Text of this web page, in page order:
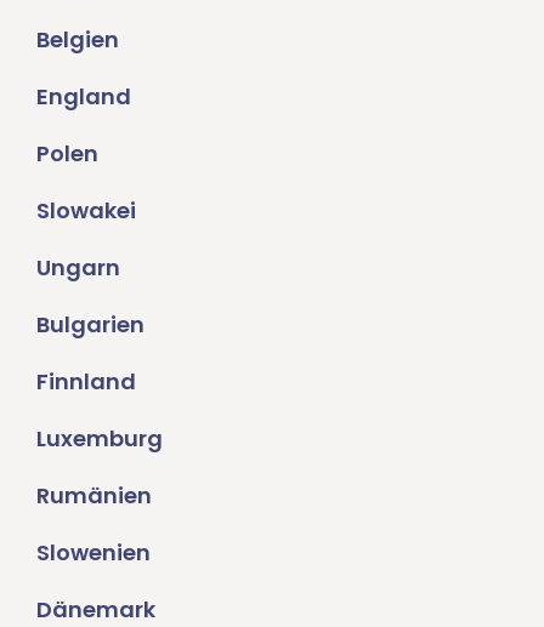
Belgien
England
Polen
Slowakei
Ungarn
Bulgarien
Finnland
Luxemburg
Rumänien
Slowenien
Dänemark